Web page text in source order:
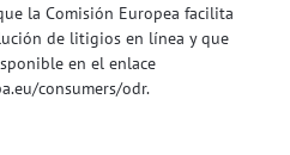
la Comisión Europea facilita
de litigios en línea y que
en el enlace
consumers/odr.